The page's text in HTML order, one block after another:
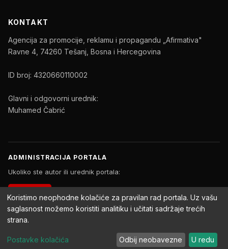
KONTAKT
Agencija za promocije, reklamu i propagandu „Afirmativa"
Ravne 4, 74260 Tešanj, Bosna i Hercegovina
ID broj: 4320660110002
Glavni i odgovorni urednik:
Muhamed Čabrić
ADMINISTRACIJA PORTALA
Ukoliko ste autor ili urednik portala:
Copyright © 2026 Afirmativa Portal. Sva prava zadržana.
ImpressumUslovi korištenja Politika privatnostiPostavke kolačića
Koristimo neophodne kolačiće za pravilan rad portala. Uz vašu
saglasnost možemo koristiti analitiku i učitati sadržaje trećih
strana.
Postavke kolačića Odbij neobavezne U redu